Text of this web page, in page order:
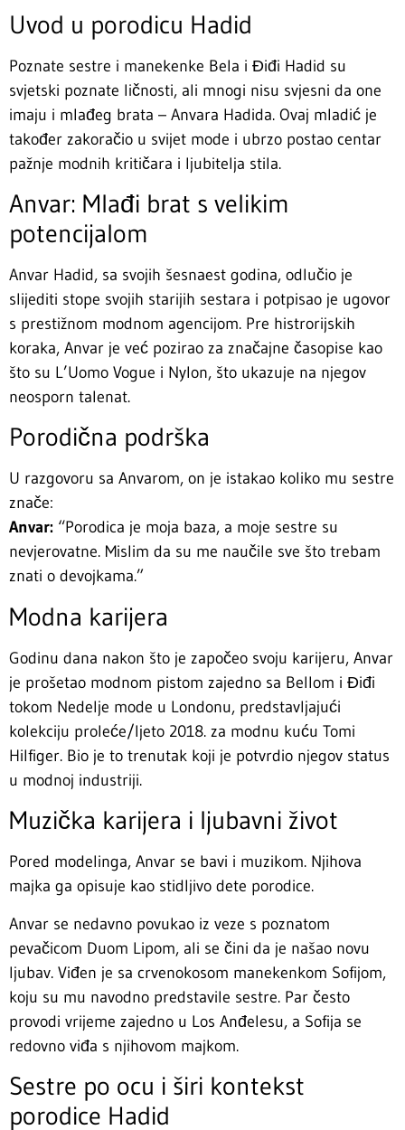
Uvod u porodicu Hadid
Poznate sestre i manekenke Bela i Điđi Hadid su
svjetski poznate ličnosti, ali mnogi nisu svjesni da one
imaju i mlađeg brata – Anvara Hadida. Ovaj mladić je
također zakoračio u svijet mode i ubrzo postao centar
pažnje modnih kritičara i ljubitelja stila.
Anvar: Mlađi brat s velikim
potencijalom
Anvar Hadid, sa svojih šesnaest godina, odlučio je
slijediti stope svojih starijih sestara i potpisao je ugovor
s prestižnom modnom agencijom. Pre histrorijskih
koraka, Anvar je već pozirao za značajne časopise kao
što su L’Uomo Vogue i Nylon, što ukazuje na njegov
neosporn talenat.
Porodična podrška
U razgovoru sa Anvarom, on je istakao koliko mu sestre
znače:
Anvar: “Porodica je moja baza, a moje sestre su
nevjerovatne. Mislim da su me naučile sve što trebam
znati o devojkama.”
Modna karijera
Godinu dana nakon što je započeo svoju karijeru, Anvar
je prošetao modnom pistom zajedno sa Bellom i Điđi
tokom Nedelje mode u Londonu, predstavljajući
kolekciju proleće/ljeto 2018. za modnu kuću Tomi
Hilfiger. Bio je to trenutak koji je potvrdio njegov status
u modnoj industriji.
Muzička karijera i ljubavni život
Pored modelinga, Anvar se bavi i muzikom. Njihova
majka ga opisuje kao stidljivo dete porodice.
Anvar se nedavno povukao iz veze s poznatom
pevačicom Duom Lipom, ali se čini da je našao novu
ljubav. Viđen je sa crvenokosom manekenkom Sofijom,
koju su mu navodno predstavile sestre. Par često
provodi vrijeme zajedno u Los Anđelesu, a Sofija se
redovno viđa s njihovom majkom.
Sestre po ocu i širi kontekst
porodice Hadid